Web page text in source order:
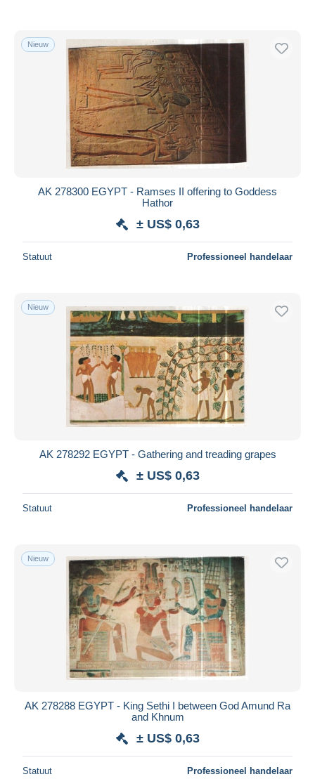
Nieuw
AK 278300 EGYPT - Ramses II offering to Goddess
Hathor
± US$ 0,63
Statuut Professioneel handelaar
Nieuw
AK 278292 EGYPT - Gathering and treading grapes
± US$ 0,63
Statuut Professioneel handelaar
Nieuw
AK 278288 EGYPT - King Sethi I between God Amund Ra
and Khnum
± US$ 0,63
Statuut Professioneel handelaar